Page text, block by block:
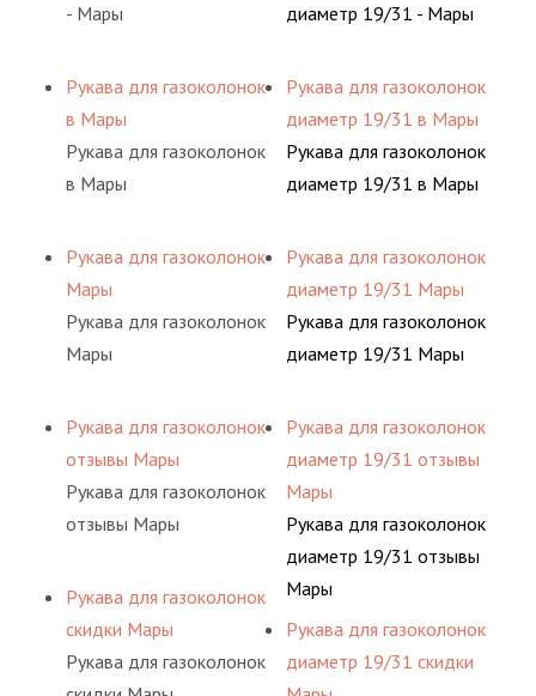
- Мары
Рукава для газоколонок
в Мары
Рукава для газоколонок
в Мары
Рукава для газоколонок
Мары
Рукава для газоколонок
Мары
Рукава для газоколонок
отзывы Мары
Рукава для газоколонок
отзывы Мары
Рукава для газоколонок
скидки Мары
Рукава для газоколонок
диаметр 19/31 - Мары
Рукава для газоколонок
диаметр 19/31 в Мары
Рукава для газоколонок
диаметр 19/31 в Мары
Рукава для газоколонок
диаметр 19/31 Мары
Рукава для газоколонок
диаметр 19/31 Мары
Рукава для газоколонок
диаметр 19/31 отзывы
Мары
Рукава для газоколонок
диаметр 19/31 отзывы
Мары
Рукава для газоколонок
диаметр 19/31 скидки